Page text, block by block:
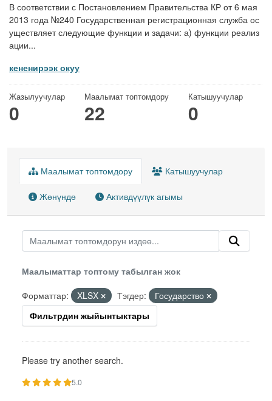
В соответствии с Постановлением Правительства КР от 6 мая
2013 года №240 Государственная регистрационная служба ос
уществляет следующие функции и задачи: а) функции реализ
ации...
кененирээк окуу
Жазылуучулар
0
Маалымат топтомдору
22
Катышуучулар
0
Маалымат топтомдору Катышуучулар
Жөнүндө Активдүүлүк агымы
Маалыматтар топтому табылган жок
Форматтар:
XLSX Тэгдер:
Государство
Фильтрдин жыйынтыктары
Please try another search.
5.0